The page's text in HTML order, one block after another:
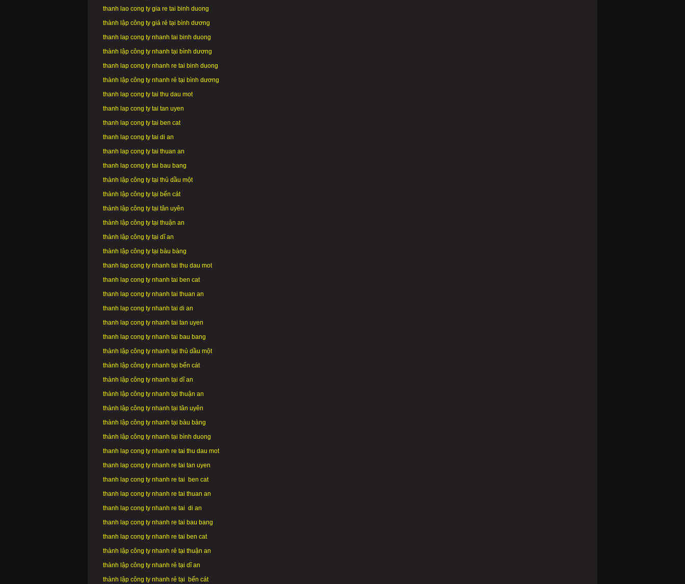
thanh lao cong ty gia re tai binh duong
thành lập công ty giá rẻ tại bình dương
thanh lap cong ty nhanh tai binh duong
thành lập công ty nhanh tại bình dương
thanh lap cong ty nhanh re tai binh duong
thành lập công ty nhanh rẻ tại bình dương
thanh lap cong ty tai thu dau mot
thanh lap cong ty tai tan uyen
thanh lap cong ty tai ben cat
thanh lap cong ty tai di an
thanh lap cong ty tai thuan an
thanh lap cong ty tai bau bang
thành lập công ty tại thủ dầu một
thành lập công ty tại bến cát
thành lập công ty tại tân uyên
thành lập công ty tại thuận an
thành lập công ty tại dĩ an
thành lập công ty tại bàu bàng
thanh lap cong ty nhanh tai thu dau mot
thanh lap cong ty nhanh tai ben cat
thanh lap cong ty nhanh tai thuan an
thanh lap cong ty nhanh tai di an
thanh lap cong ty nhanh tai tan uyen
thanh lap cong ty nhanh tai bau bang
thành lập công ty nhanh tại thủ dầu một
thành lập công ty nhanh tại bến cát
thành lập công ty nhanh tại dĩ an
thành lập công ty nhanh tại thuận an
thành lập công ty nhanh tại tân uyên
thành lập công ty nhanh tại bàu bàng
thành lập công ty nhanh tại bình duong
thanh lap cong ty nhanh re tai thu dau mot
thanh lap cong ty nhanh re tai tan uyen
thanh lap cong ty nhanh re tai ben cat
thanh lap cong ty nhanh re tai thuan an
thanh lap cong ty nhanh re tai di an
thanh lap cong ty nhanh re tai bau bang
thanh lap cong ty nhanh re tai ben cat
thành lập công ty nhanh rẻ tại thuận an
thành lập công ty nhanh rẻ tại dĩ an
thành lập công ty nhanh rẻ tại bến cát